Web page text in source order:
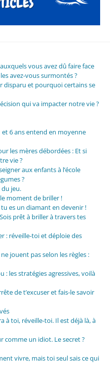
vous avez dû faire face
avez-vous surmontés ?
disparu et pourquoi certains se
qui va impacter notre vie ?
et 6 ans entend en moyenne
les mères débordées : Et si
vie ?
aux enfants à l’école
?
du jeu.
moment de briller !
es un diamant en devenir !
prêt à briller à travers tes
: réveille-toi et déploie des
jouent pas selon les règles :
: les stratégies agressives, voilà
de t’excuser et fais-le savoir
à toi, réveille-toi. Il est déjà là, à
comme un idiot. Le secret ?
vivre, mais toi seul sais ce qui